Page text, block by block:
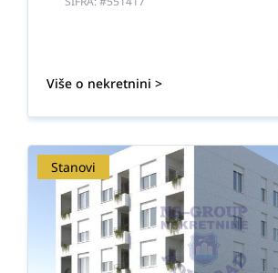
Više o nekretnini >
Stanovi